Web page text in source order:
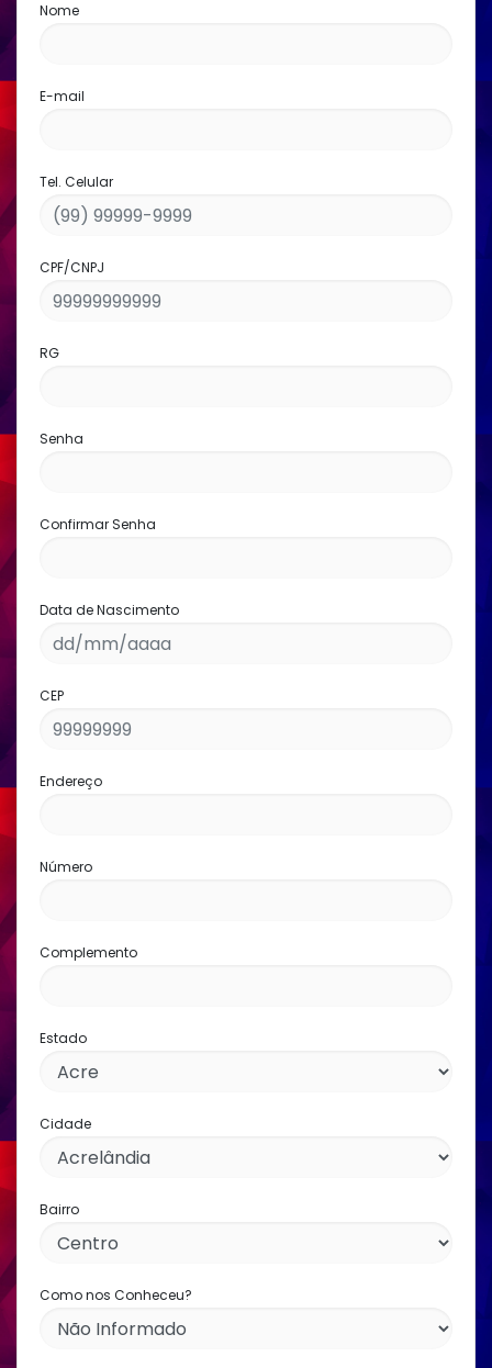
Nome
E-mail
Tel. Celular
CPF/CNPJ
RG
Senha
Confirmar Senha
Data de Nascimento
CEP
Endereço
Número
Complemento
Estado
Cidade
Bairro
Como nos Conheceu?